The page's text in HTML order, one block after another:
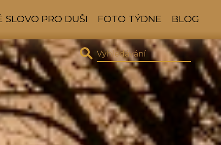
SLOVO PRO DUŠI FOTO TÝDNE BLOG